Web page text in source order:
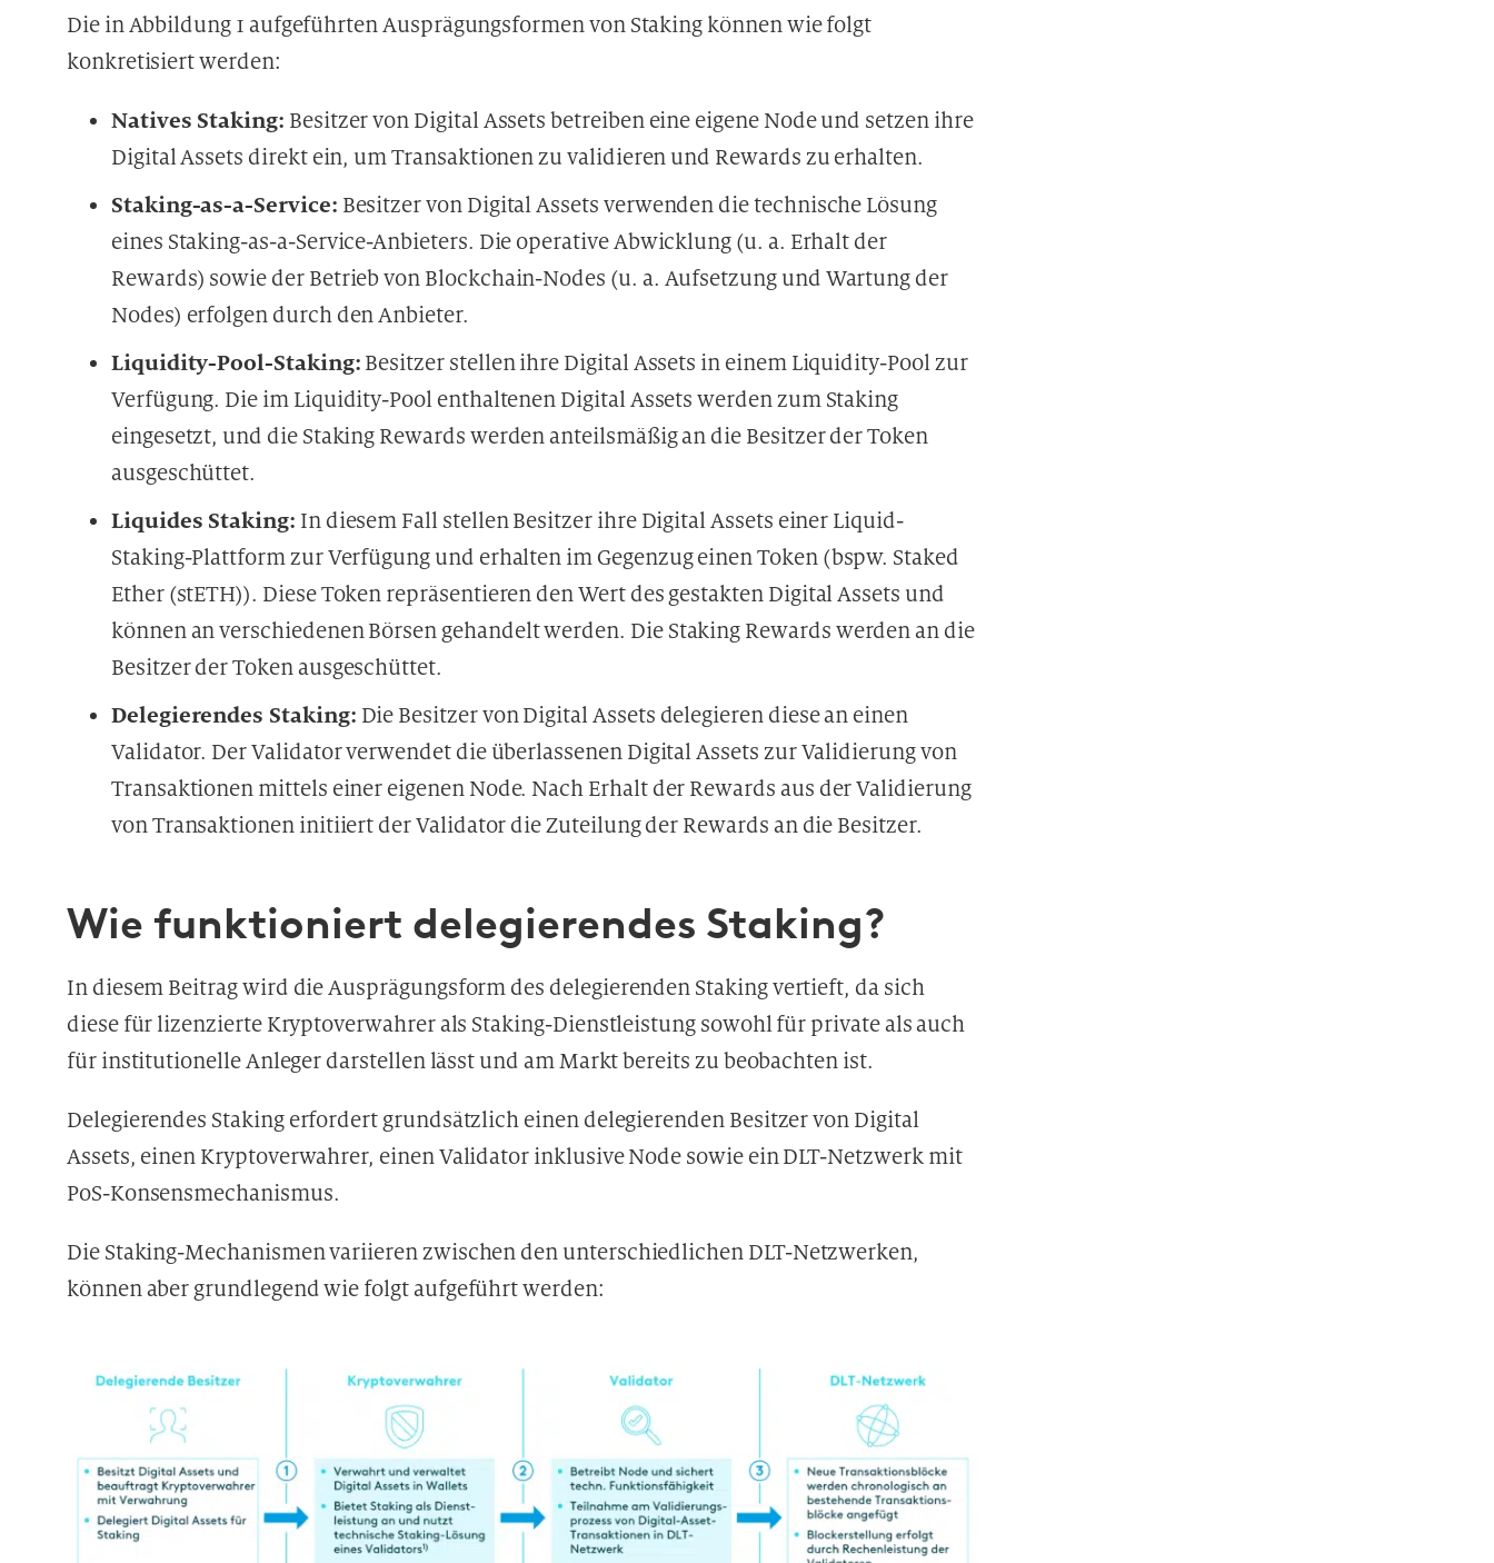
Die in Abbildung 1 aufgeführten Ausprägungsformen von Staking können wie folgt
konkretisiert werden:
Natives Staking: Besitzer von Digital Assets betreiben eine eigene Node und setzen ihre
Digital Assets direkt ein, um Transaktionen zu validieren und Rewards zu erhalten.
Staking-as-a-Service: Besitzer von Digital Assets verwenden die technische Lösung
eines Staking-as-a-Service-Anbieters. Die operative Abwicklung (u. a. Erhalt der
Rewards) sowie der Betrieb von Blockchain-Nodes (u. a. Aufsetzung und Wartung der
Nodes) erfolgen durch den Anbieter.
Liquidity-Pool-Staking: Besitzer stellen ihre Digital Assets in einem Liquidity-Pool zur
Verfügung. Die im Liquidity-Pool enthaltenen Digital Assets werden zum Staking
eingesetzt, und die Staking Rewards werden anteilsmäßig an die Besitzer der Token
ausgeschüttet.
Liquides Staking: In diesem Fall stellen Besitzer ihre Digital Assets einer Liquid-
Staking-Plattform zur Verfügung und erhalten im Gegenzug einen Token (bspw. Staked
Ether (stETH)). Diese Token repräsentieren den Wert des gestakten Digital Assets und
können an verschiedenen Börsen gehandelt werden. Die Staking Rewards werden an die
Besitzer der Token ausgeschüttet.
Delegierendes Staking: Die Besitzer von Digital Assets delegieren diese an einen
Validator. Der Validator verwendet die überlassenen Digital Assets zur Validierung von
Transaktionen mittels einer eigenen Node. Nach Erhalt der Rewards aus der Validierung
von Transaktionen initiiert der Validator die Zuteilung der Rewards an die Besitzer.
Wie funktioniert delegierendes Staking?
In diesem Beitrag wird die Ausprägungsform des delegierenden Staking vertieft, da sich
diese für lizenzierte Kryptoverwahrer als Staking-Dienstleistung sowohl für private als auch
für institutionelle Anleger darstellen lässt und am Markt bereits zu beobachten ist.
Delegierendes Staking erfordert grundsätzlich einen delegierenden Besitzer von Digital
Assets, einen Kryptoverwahrer, einen Validator inklusive Node sowie ein DLT-Netzwerk mit
PoS-Konsensmechanismus.
Die Staking-Mechanismen variieren zwischen den unterschiedlichen DLT-Netzwerken,
können aber grundlegend wie folgt aufgeführt werden: